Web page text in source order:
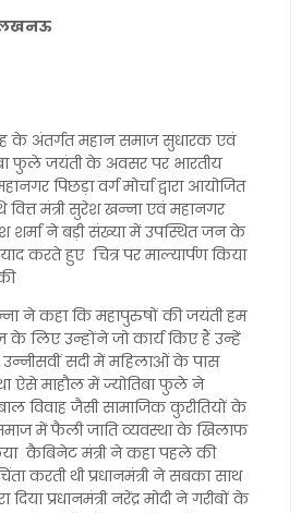
लखनऊ
के अंतर्गत महान समाज सुधारक एवं
फुले जयंती के अवसर पर भारतीय
पिछड़ा वर्ग मोर्चा द्वारा आयोजित
मंत्री सुरेश खन्ना एवं महानगर
शर्मा ने बड़ी संख्या में उपस्थित जन के
करते हुए चित्र पर माल्यार्पण किया
ने कहा कि महापुरुषों की जयंती हम
के लिए उन्होंने जो कार्य किए हैं उन्हें
सदी में महिलाओं के पास
था ऐसे माहौल में ज्योतिबा फुले ने
विवाह जैसी सामाजिक कुरीतियों के
में फैली जाति व्यवस्था के खिलाफ
कैबिनेट मंत्री ने कहा पहले की
करती थी प्रधानमंत्री ने सबका साथ
प्रधानमंत्री नरेंद्र मोदी ने गरीबों के